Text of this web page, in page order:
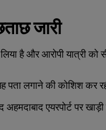
जारी
है और आरोपी यात्री को
पता लगाने की कोशिश कर
एयरपोर्ट पर